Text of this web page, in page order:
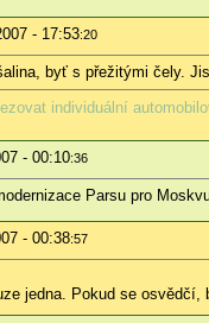
- 17:53:20
byť s přežitými čely.
individuální
- 00:10:36
Parsu pro
- 00:38:57
jedna. Pokud se